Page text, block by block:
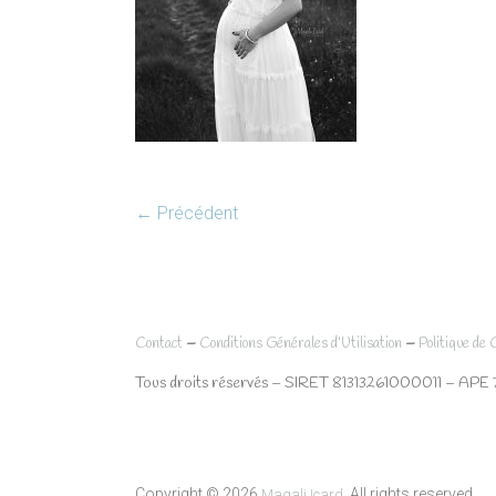
← Précédent
Contact – Conditions Générales d’Utilisation – Politique de
Tous droits réservés – SIRET 81313261000011 –